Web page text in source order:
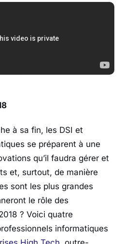
à sa fin, les DSI et
se préparent à une
qu’il faudra gérer et
et, surtout, de manière
sont les plus grandes
le rôle des
? Voici quatre
informatiques